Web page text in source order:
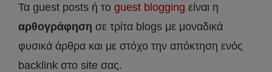
Τα guest posts ή το guest blogging είναι η
αρθογράφηση σε τρίτα blogs με μοναδικά
φυσικά άρθρα και με στόχο την απόκτηση ενός
backlink στο site σας.